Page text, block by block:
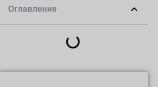
Оглавление